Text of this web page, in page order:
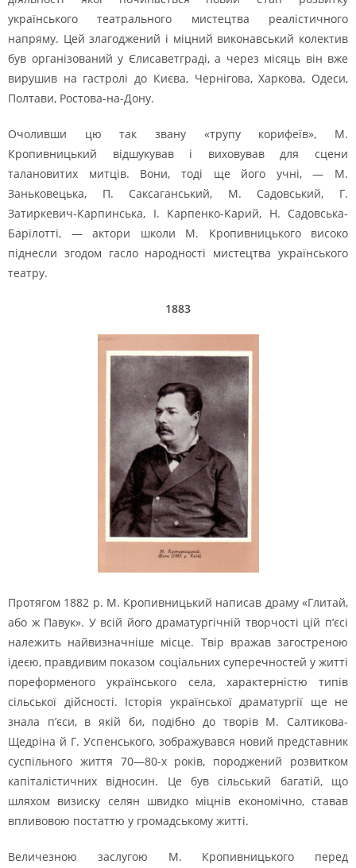
українського театрального мистецтва реалістичного
напряму. Цей злагоджений і міцний виконавський колектив
був організований у Єлисаветграді, а через місяць він вже
вирушив на гастролі до Києва, Чернігова, Харкова, Одеси,
Полтави, Ростова-на-Дону.
Очоливши цю так звану «трупу корифеїв», М.
Кропивницький відшукував і виховував для сцени
талановитих митців. Вони, тоді ще його учні, — М.
Заньковецька, П. Саксаганський, М. Садовський, Г.
Затиркевич-Карпинська, І. Карпенко-Карий, Н. Садовська-
Барілотті, — актори школи М. Кропивницького високо
піднесли згодом гасло народності мистецтва українського
театру.
1883
Протягом 1882 р. М. Кропивницький написав драму «Глитай,
або ж Павук». У всій його драматургічній творчості цій п’єсі
належить найвизначніше місце. Твір вражав загостреною
ідеєю, правдивим показом соціальних суперечностей у житті
пореформеного українського села, характерністю типів
сільської дійсності. Історія української драматургії ще не
знала п’єси, в якій би, подібно до творів М. Салтикова-
Щедріна й Г. Успенського, зображувався новий представник
суспільного життя 70—80-х років, породжений розвитком
капіталістичних відносин. Це був сільський багатій, що
шляхом визиску селян швидко міцнів економічно, ставав
впливовою постаттю у громадському житті.
Величезною заслугою М. Кропивницького перед